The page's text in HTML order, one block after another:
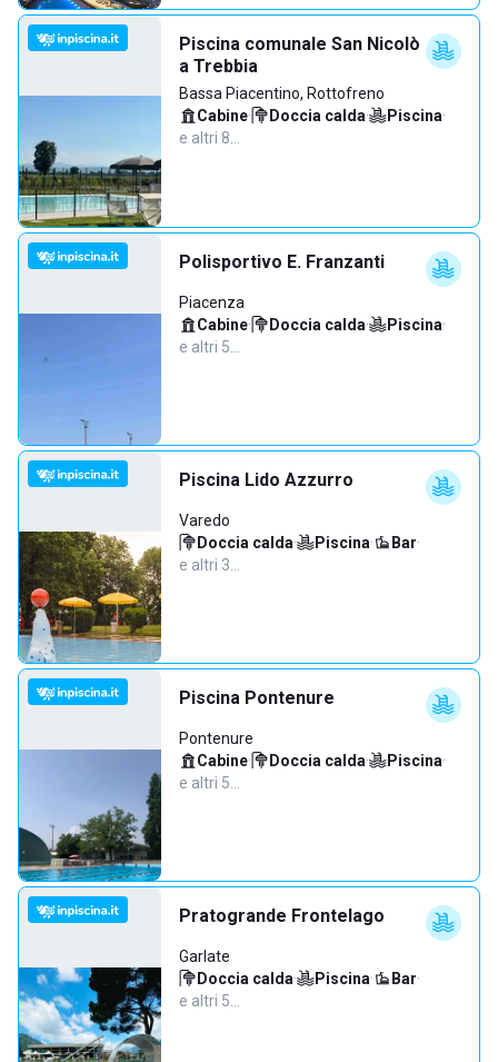
Piscina comunale San Nicolò
a Trebbia
Bassa Piacentino, Rottofreno
Cabine· Doccia calda· Piscina·
e altri 8…
Polisportivo E. Franzanti
Piacenza
Cabine· Doccia calda· Piscina·
e altri 5…
Piscina Lido Azzurro
Varedo
Doccia calda· Piscina· Bar·
e altri 3…
Piscina Pontenure
Pontenure
Cabine· Doccia calda· Piscina·
e altri 5…
Pratogrande Frontelago
Garlate
Doccia calda· Piscina· Bar·
e altri 5…